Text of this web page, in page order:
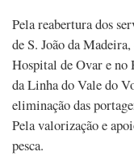
Pela reabertura dos
de S. João da
Hospital de Ovar e no
da Linha do Vale do
eliminação das
Pela valorização e
pesca.